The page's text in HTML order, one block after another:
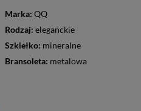
Marka: QQ
Rodzaj: eleganckie
Szkiełko: mineralne
Bransoleta: metalowa